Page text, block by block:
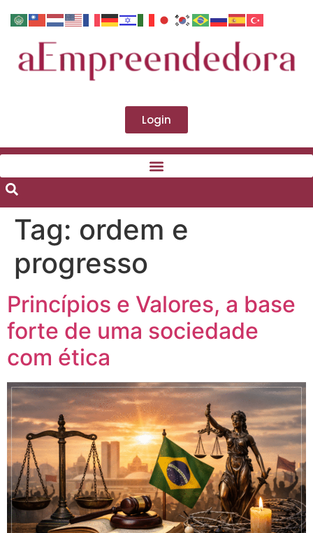
Login
Tag: ordem e
progresso
Princípios e Valores, a base
forte de uma sociedade
com ética